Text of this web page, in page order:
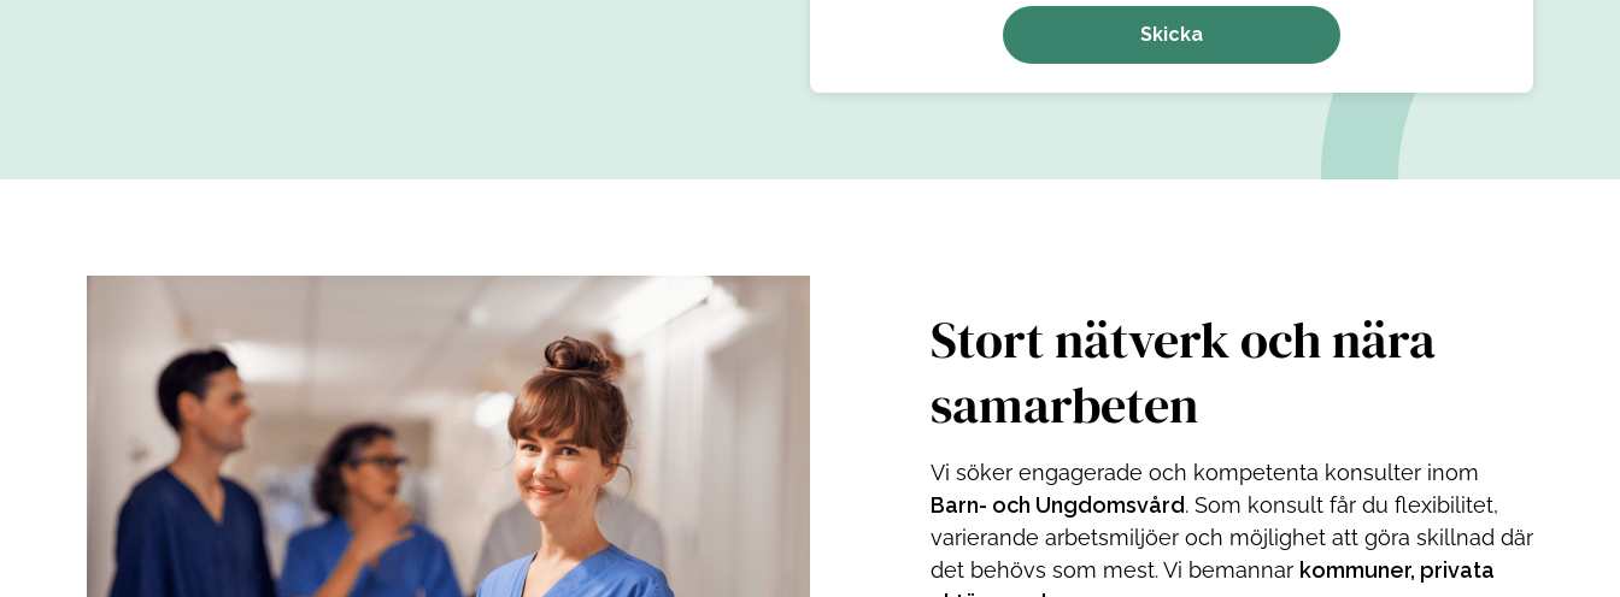
Skicka
Stort nätverk och nära
samarbeten
Vi söker engagerade och kompetenta konsulter inom
Barn- och Ungdomsvård. Som konsult får du flexibilitet,
varierande arbetsmiljöer och möjlighet att göra skillnad där
det behövs som mest. Vi bemannar kommuner, privata